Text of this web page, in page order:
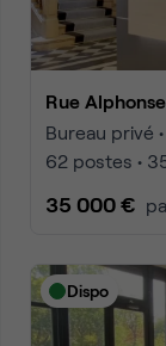
Rue
Bureau privé
62 postes •
35 000 €
Dispo